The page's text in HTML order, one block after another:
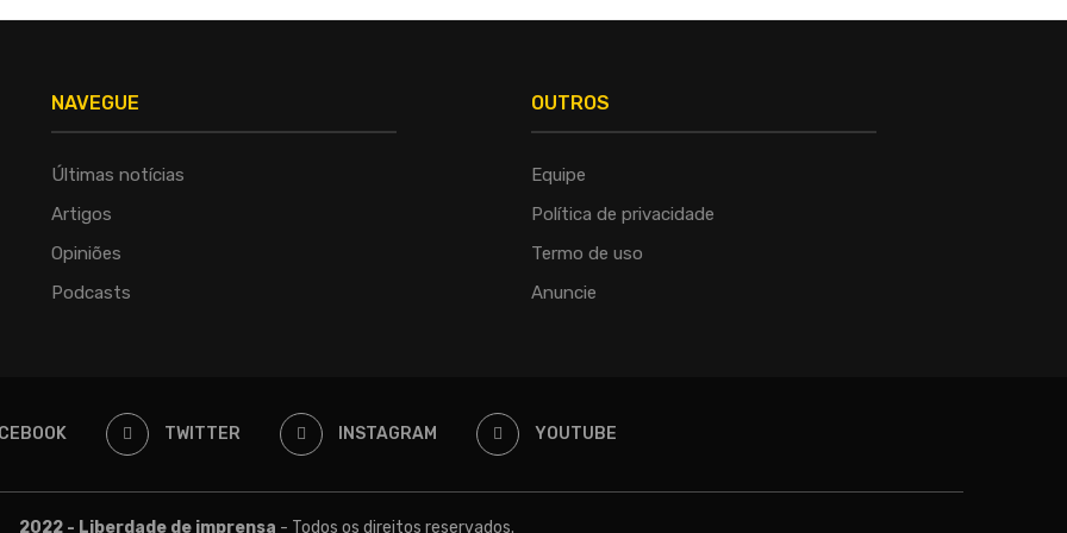
NAVEGUE
Últimas notícias
Artigos
Opiniões
Podcasts
OUTROS
Equipe
Política de privacidade
Termo de uso
Anuncie
TWITTER INSTAGRAM YOUTUBE
2022 - Liberdade de imprensa - Todos os direitos reservados.